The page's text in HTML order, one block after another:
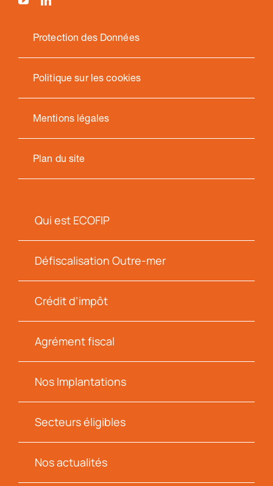
Protection des Données
Politique sur les cookies
Mentions légales
Plan du site
Qui est ECOFIP
Défiscalisation Outre-mer
Crédit d’impôt
Agrément fiscal
Nos Implantations
Secteurs éligibles
Nos actualités